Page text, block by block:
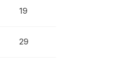
19
29